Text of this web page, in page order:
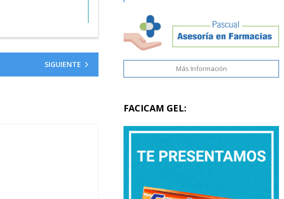
SIGUIENTE Más Información
FACICAM GEL: